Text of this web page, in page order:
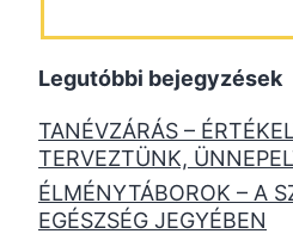
Legutóbbi bejegyzések
TANÉVZÁRÁS –
TERVEZTÜNK,
ÉLMÉNYTÁBOROK – A
EGÉSZSÉG JEGYÉBEN